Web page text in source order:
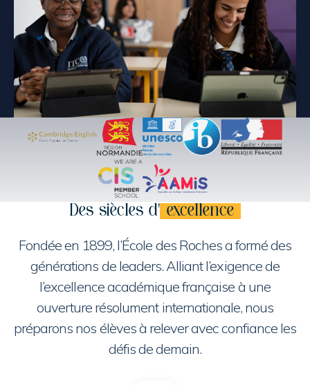
Des siècles d’ excellence
Fondée en 1899, l’École des Roches a formé des
générations de leaders. Alliant l’exigence de
l’excellence académique française à une
ouverture résolument internationale, nous
préparons nos élèves à relever avec confiance les
défis de demain.